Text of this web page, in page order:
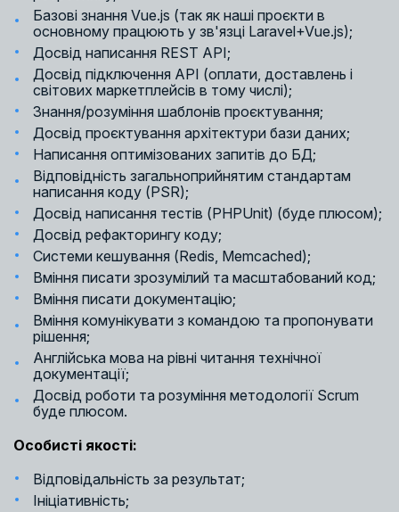
Базові знання Vue.js (так як наші проєкти в
основному працюють у зв'язці Laravel+Vue.js);
Досвід написання REST API;
Досвід підключення API (оплати, доставлень і
світових маркетплейсів в тому числі);
Знання/розуміння шаблонів проєктування;
Досвід проєктування архітектури бази даних;
Написання оптимізованих запитів до БД;
Відповідність загальноприйнятим стандартам
написання коду (PSR);
Досвід написання тестів (PHPUnit) (буде плюсом);
Досвід рефакторингу коду;
Системи кешування (Redis, Memcached);
Вміння писати зрозумілий та масштабований код;
Вміння писати документацію;
Вміння комунікувати з командою та пропонувати
рішення;
Англійська мова на рівні читання технічної
документації;
Досвід роботи та розуміння методології Scrum
буде плюсом.
Особисті якості:
Відповідальність за результат;
Ініціативність;